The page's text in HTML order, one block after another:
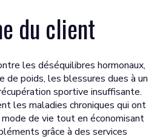
du client
les déséquilibres hormonaux,
poids, les blessures dues à un
sportive insuffisante.
les maladies chroniques qui ont
de vie tout en économisant
grâce à des services